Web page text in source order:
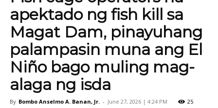
apektado ng fish kill sa
Magat Dam, pinayuhang
palampasin muna ang El
Niño bago muling mag-
alaga ng isda
By Bombo Anselmo A. Banan, Jr. - June 27, 2026 | 4:24 PM 25